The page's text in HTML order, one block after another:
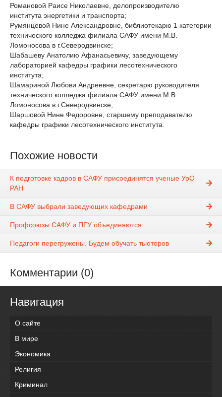
Романовой Раисе Николаевне, делопроизводителю
института энергетики и транспорта;
Румянцевой Нине Александровне, библиотекарю 1 категории
технического колледжа филиала САФУ имени М.В.
Ломоносова в г.Северодвинске;
Шабашеву Анатолию Афанасьевичу, заведующему
лабораторией кафедры графики лесотехнического
института;
Шамариной Любови Андреевне, секретарю руководителя
технического колледжа филиала САФУ имени М.В.
Ломоносова в г.Северодвинске;
Шаршовой Нине Федоровне, старшему преподавателю
кафедры графики лесотехнического института.
Похожие новости
К подготовке кадров в САФУ присоединятся ученые УрО
РАН
В САФУ выбрали заведующих кафедрами
Профсоюзы САФУ и ПГУ объединяются
Педагоги перегружены. Будем обучать тьюторов
Комментарии (0)
Навигация
О сайте
В мире
Экономика
Религия
Криминал